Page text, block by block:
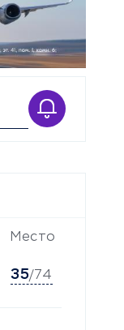
Место
35/74